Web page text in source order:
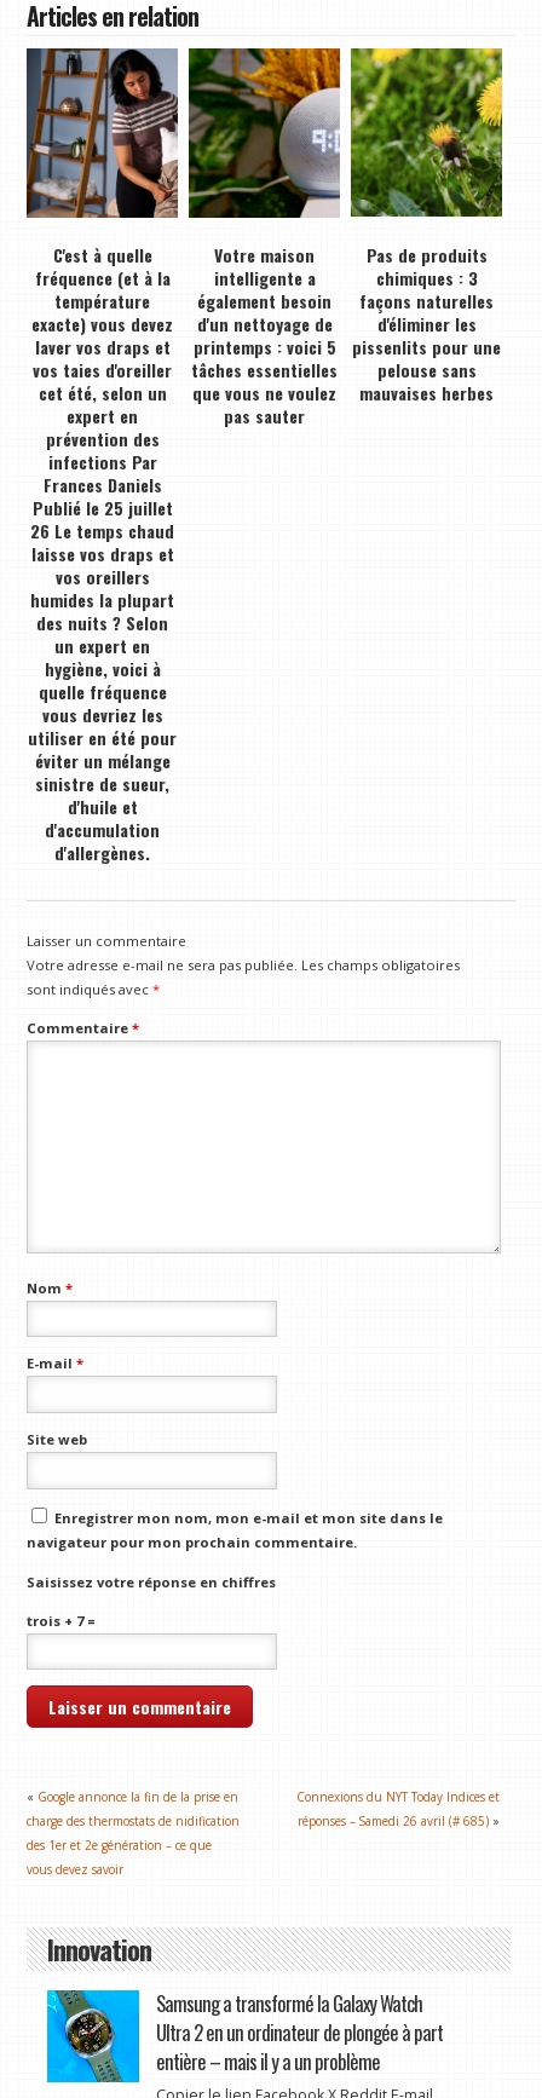
Articles en relation
C'est à quelle
fréquence (et à la
température
exacte) vous devez
laver vos draps et
vos taies d'oreiller
cet été, selon un
expert en
prévention des
infections Par
Frances Daniels
Publié le 25 juillet
26 Le temps chaud
laisse vos draps et
vos oreillers
humides la plupart
des nuits ? Selon
un expert en
hygiène, voici à
quelle fréquence
vous devriez les
utiliser en été pour
éviter un mélange
sinistre de sueur,
d'huile et
d'accumulation
d'allergènes.
Votre maison
intelligente a
également besoin
d'un nettoyage de
printemps : voici 5
tâches essentielles
que vous ne voulez
pas sauter
Pas de produits
chimiques : 3
façons naturelles
d'éliminer les
pissenlits pour une
pelouse sans
mauvaises herbes
Laisser un commentaire
Votre adresse e-mail ne sera pas publiée. Les champs obligatoires
sont indiqués avec*
Commentaire*
Nom*
E-mail*
Site web
Enregistrer mon nom, mon e-mail et mon site dans le
navigateur pour mon prochain commentaire.
Saisissez votre réponse en chiffres
trois + 7 =
« Google annonce la fin de la prise en
charge des thermostats de nidification
des 1er et 2e génération – ce que
vous devez savoir
Connexions du NYT Today Indices et
réponses – Samedi 26 avril (# 685) »
Innovation
Samsung a transformé la Galaxy Watch
Ultra 2 en un ordinateur de plongée à part
entière – mais il y a un problème